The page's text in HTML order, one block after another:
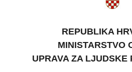
REPUBLIKA
MINISTARSTVO
UPRAVA ZA LJUDSKE